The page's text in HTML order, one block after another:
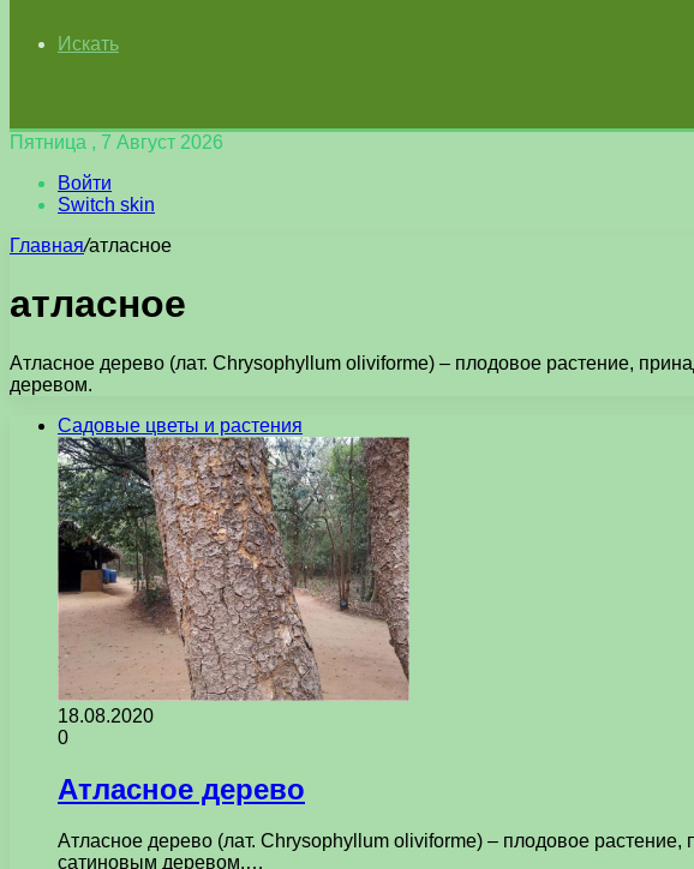
Искать
Пятница , 7 Август 2026
Войти
Switch skin
Главная/атласное
атласное
Атласное дерево (лат. Chrysophyllum oliviforme) – плодовое растение,
деревом.
Садовые цветы и растения
18.08.2020
0
Атласное дерево
Атласное дерево (лат. Chrysophyllum oliviforme) – плодовое
сатиновым деревом.…